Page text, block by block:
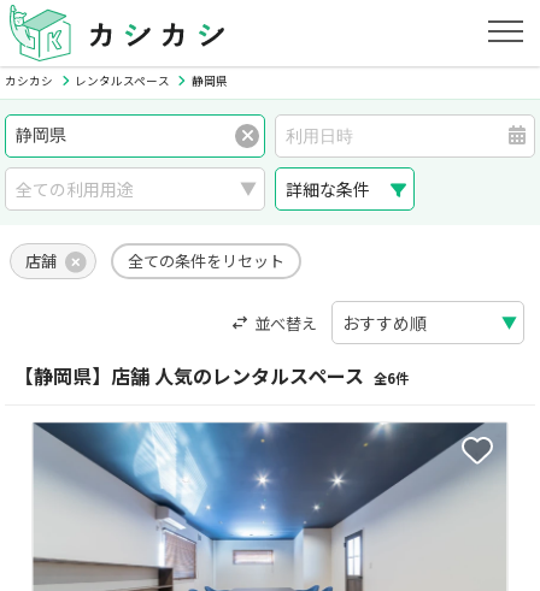
カシカシ レンタルスペース 静岡県
詳細な条件
店舗 全ての条件をリセット
並べ替え
【静岡県】店舗 人気のレンタルスペース 全6件